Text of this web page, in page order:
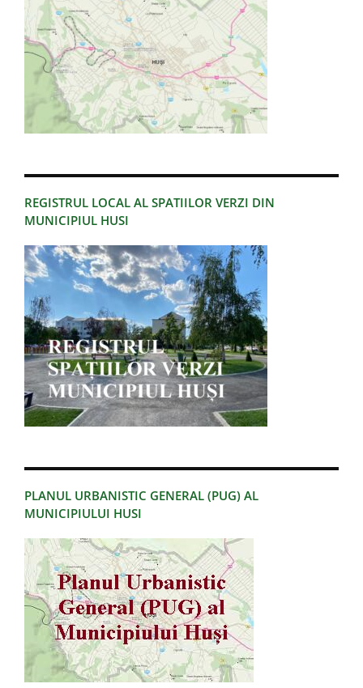
REGISTRUL LOCAL AL SPATIILOR VERZI DIN
MUNICIPIUL HUSI
PLANUL URBANISTIC GENERAL (PUG) AL
MUNICIPIULUI HUSI